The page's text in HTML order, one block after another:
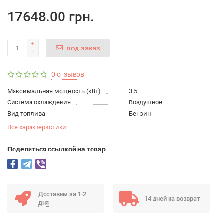
17648.00 грн.
под заказ
0 отзывов
Максимальная мощность (кВт)
3.5
Система охлаждения
Воздушное
Вид топлива
Бензин
Все характеристики
Поделиться ссылкой на товар
Доставим за 1-2
дня
14 дней на возврат